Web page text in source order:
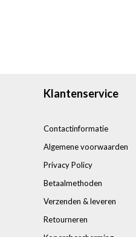
Klantenservice
Contactinformatie
Algemene voorwaarden
Privacy Policy
Betaalmethoden
Verzenden & leveren
Retourneren